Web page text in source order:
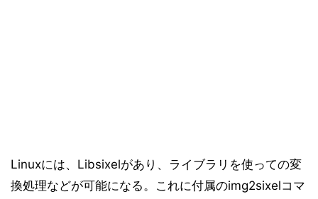
Linuxには、Libsixelがあり、ライブラリを使っての変
換処理などが可能になる。これに付属のimg2sixelコマ